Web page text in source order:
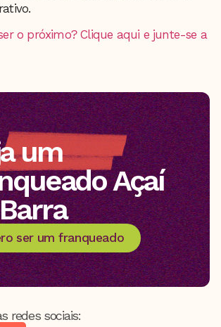
o próximo? Clique aqui e junte-se a
um
Açaí
ser um franqueado
redes sociais: